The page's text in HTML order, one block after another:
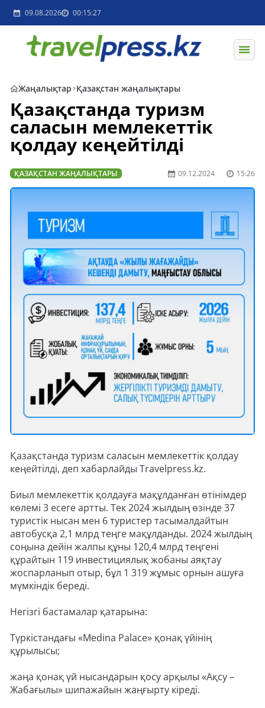
09.08.2026 00:15:27
Жаңалықтар Қазақстан жаңалықтары
Қазақстанда туризм
саласын мемлекеттік
қолдау кеңейтілді
ҚАЗАҚСТАН ЖАҢАЛЫҚТАРЫ 09.12.2024 15:26
Қазақстанда туризм саласын мемлекеттік қолдау
кеңейтілді, деп хабарлайды Travelpress.kz.
Биыл мемлекеттік қолдауға мақұлданған өтінімдер
көлемі 3 есеге артты. Тек 2024 жылдың өзінде 37
туристік нысан мен 6 туристер тасымалдайтын
автобусқа 2,1 млрд теңге мақұлданды. 2024 жылдың
соңына дейін жалпы құны 120,4 млрд теңгені
құрайтын 119 инвестициялық жобаны аяқтау
жоспарланып отыр, бұл 1 319 жұмыс орнын ашуға
мүмкіндік береді.
Негізгі бастамалар қатарына:
Түркістандағы «Medina Palace» қонақ үйінің
құрылысы;
жаңа қонақ үй нысандарын қосу арқылы «Ақсу –
Жабағылы» шипажайын жаңғырту кіреді.